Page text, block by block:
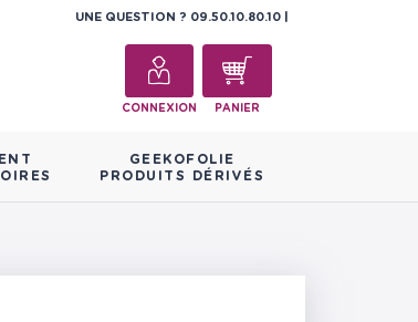
UNE QUESTION ? 09.50.10.80.10
CONNEXION PANIER
GEEKOFOLIE
PRODUITS DÉRIVÉS